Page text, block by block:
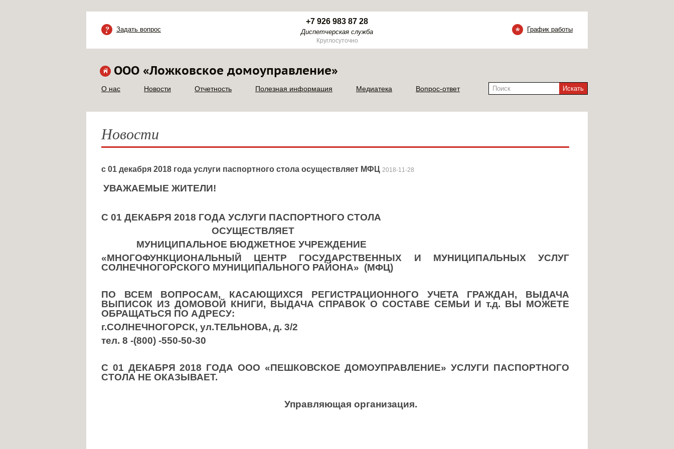
Задать вопрос График работы
+7 926 983 87 28
Диспетчерская служба
Круглосуточно
ООО «Ложковское домоуправление»
Искать
О нас Новости Отчетность Полезная информация Медиатека Вопрос-ответ
Новости
с 01 декабря 2018 года услуги паспортного стола осуществляет МФЦ 2018-11-28
УВАЖАЕМЫЕ ЖИТЕЛИ!
С 01 ДЕКАБРЯ 2018 ГОДА УСЛУГИ ПАСПОРТНОГО СТОЛА
ОСУЩЕСТВЛЯЕТ
МУНИЦИПАЛЬНОЕ БЮДЖЕТНОЕ УЧРЕЖДЕНИЕ
«МНОГОФУНКЦИОНАЛЬНЫЙ ЦЕНТР ГОСУДАРСТВЕННЫХ И МУНИЦИПАЛЬНЫХ УСЛУГ
СОЛНЕЧНОГОРСКОГО МУНИЦИПАЛЬНОГО РАЙОНА» (МФЦ)
ПО ВСЕМ ВОПРОСАМ, КАСАЮЩИХСЯ РЕГИСТРАЦИОННОГО УЧЕТА ГРАЖДАН, ВЫДАЧА
ВЫПИСОК ИЗ ДОМОВОЙ КНИГИ, ВЫДАЧА СПРАВОК О СОСТАВЕ СЕМЬИ И т.д. ВЫ МОЖЕТЕ
ОБРАЩАТЬСЯ ПО АДРЕСУ:
г.СОЛНЕЧНОГОРСК, ул.ТЕЛЬНОВА, д. 3/2
тел. 8 -(800) -550-50-30
С 01 ДЕКАБРЯ 2018 ГОДА ООО «ПЕШКОВСКОЕ ДОМОУПРАВЛЕНИЕ» УСЛУГИ ПАСПОРТНОГО
СТОЛА НЕ ОКАЗЫВАЕТ.
Управляющая организация.